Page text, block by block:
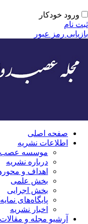
ورود خودکار
نام
رمز عبور
صفحه اصلی
اطلاعات نشریه
موسسه عصب
درباره نشریه
اهداف و محورها
بخش علمی
بخش اجرایی
‌پایگاه‌های
اخبار نشریه
آرشیو مجله و مقالات